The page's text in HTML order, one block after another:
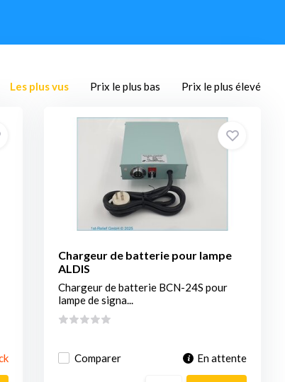
Les plus vus Prix le plus bas Prix le plus élevé
Chargeur de batterie pour lampe
ALDIS
Chargeur de batterie BCN-24S pour
lampe de signa...
Comparer En attente